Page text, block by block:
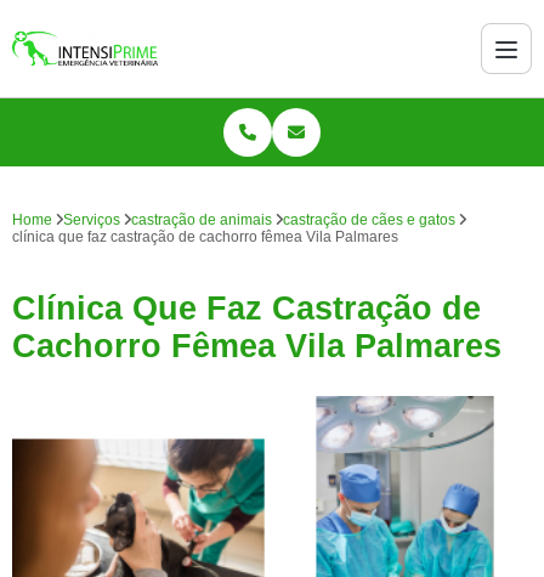
Home Serviços castração de animais
castração de cães e gatos
clínica que faz castração de cachorro fêmea Vila Palmares
Clínica Que Faz Castração de
Cachorro Fêmea Vila Palmares